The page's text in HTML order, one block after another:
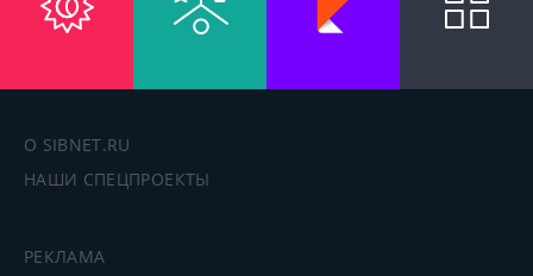
О SIBNET.RU
НАШИ СПЕЦПРОЕКТЫ
РЕКЛАМА